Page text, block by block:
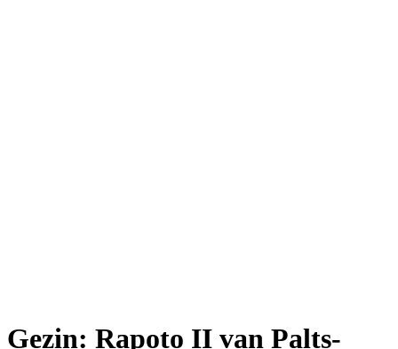
Gezin: Rapoto II van Palts-